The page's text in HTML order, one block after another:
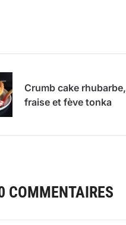
Crumb cake rhubarbe,
fraise et fève tonka
COMMENTAIRES